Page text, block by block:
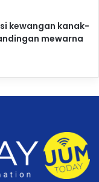
kewangan kanak-
mewarna